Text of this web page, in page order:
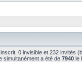
0 invisible et 232 invités
simultanément a été de 7940 le